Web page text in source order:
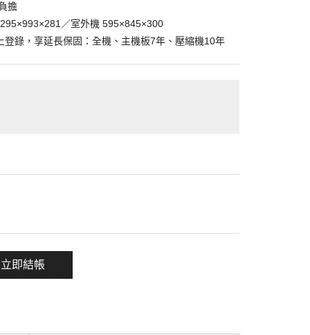
擔
／室外機 595×845×300
登錄，享延長保固：全機、主機板7年、壓縮機10年
立即結帳